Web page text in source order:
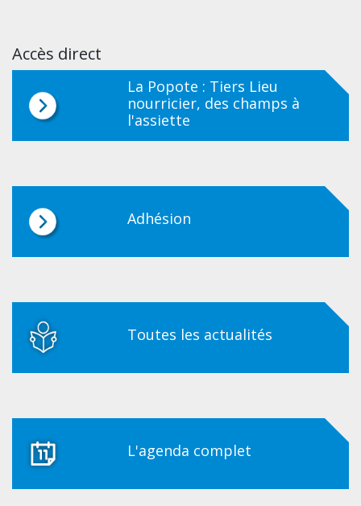
Accès direct
La Popote : Tiers Lieu
nourricier, des champs à
l'assiette
Adhésion
Toutes les actualités
L'agenda complet